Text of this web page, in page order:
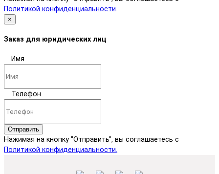
Политикой конфиденциальности.
×
Заказ для юридических лиц
Имя
Телефон
Отправить
Нажимая на кнопку "Отправить", вы соглашаетесь с
Политикой конфиденциальности.